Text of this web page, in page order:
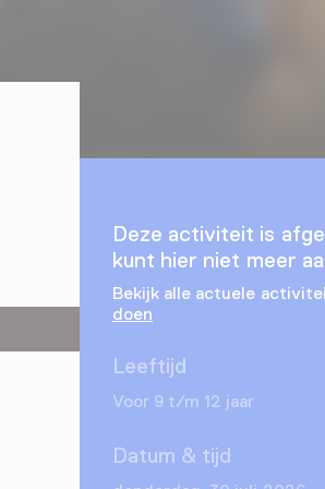
Deze activiteit is
kunt hier niet meer
Bekijk alle actuele
doen
Leeftijd
Voor 9 t/m 12 jaar
Datum & tijd